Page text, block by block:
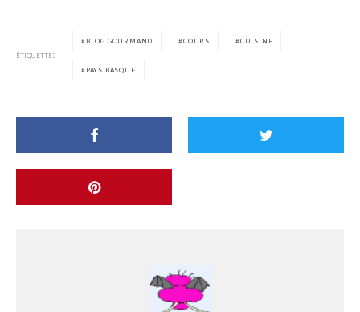
ÉTIQUETTES
BLOG GOURMAND COURS CUISINE
PAYS BASQUE